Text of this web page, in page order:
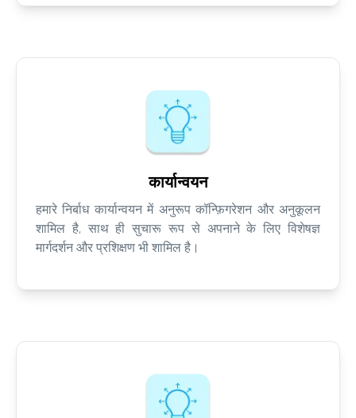
कार्यान्वयन
हमारे निर्बाध कार्यान्वयन में अनुरूप कॉन्फ़िगरेशन और अनुकूलन
शामिल है, साथ ही सुचारू रूप से अपनाने के लिए विशेषज्ञ
मार्गदर्शन और प्रशिक्षण भी शामिल है।